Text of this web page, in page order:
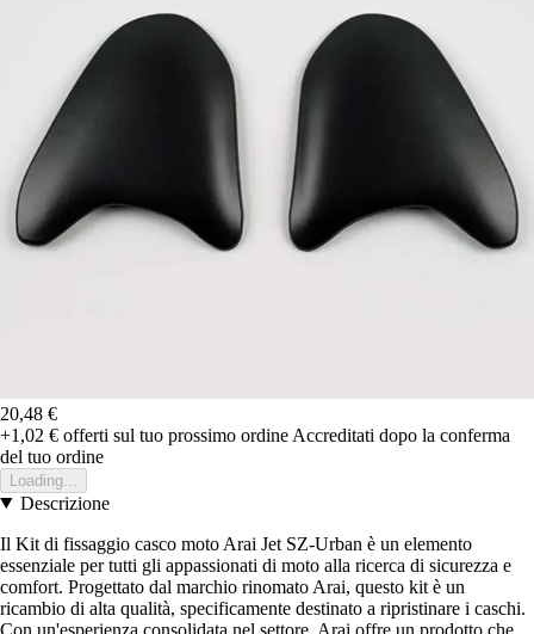
20,48 €
+1,02 € offerti sul tuo prossimo ordine Accreditati dopo la conferma
del tuo ordine
Loading...
Descrizione
Il Kit di fissaggio casco moto Arai Jet SZ-Urban è un elemento
essenziale per tutti gli appassionati di moto alla ricerca di sicurezza e
comfort. Progettato dal marchio rinomato Arai, questo kit è un
ricambio di alta qualità, specificamente destinato a ripristinare i caschi.
Con un'esperienza consolidata nel settore, Arai offre un prodotto che